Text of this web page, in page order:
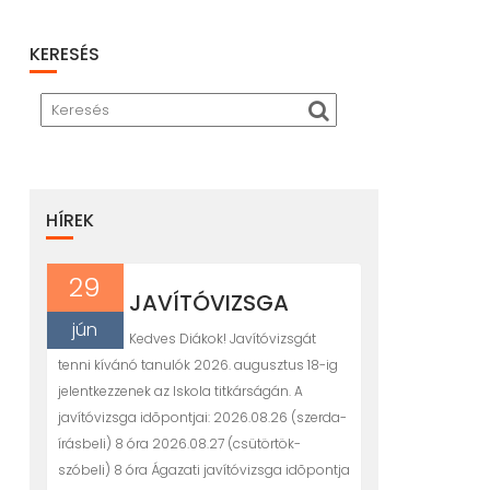
KERESÉS
HÍREK
29
jún
JAVÍTÓVIZSGA
Kedves Diákok! Javítóvizsgát
tenni kívánó tanulók 2026. augusztus 18-ig
jelentkezzenek az Iskola titkárságán. A
javítóvizsga idõpontjai: 2026.08.26 (szerda-
írásbeli) 8 óra 2026.08.27 (csütörtök-
szóbeli) 8 óra Ágazati javítóvizsga idõpontja